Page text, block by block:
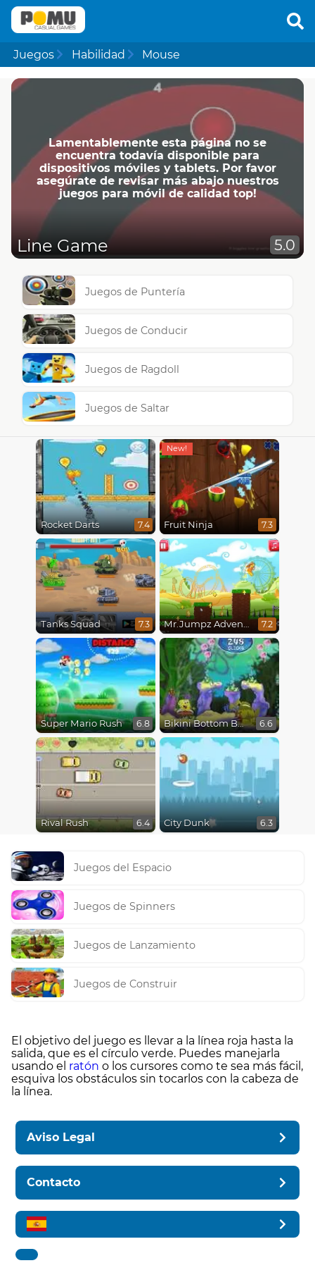
Juegos Habilidad Mouse
Lamentablemente esta página no se
encuentra todavía disponible para
dispositivos móviles y tablets. Por favor
asegúrate de revisar más abajo nuestros
juegos para móvil de calidad top!
Line Game 5.0
Juegos de Puntería
Juegos de Conducir
Juegos de Ragdoll
Juegos de Saltar
Rocket Darts 7.4 Fruit Ninja 7.3
Tanks Squad 7.3 Mr.Jumpz Adventureland 7.2
Super Mario Rush 6.8 Bikini Bottom Button Bash 6.6
Rival Rush 6.4 City Dunk 6.3
Juegos del Espacio
Juegos de Spinners
Juegos de Lanzamiento
Juegos de Construir
El objetivo del juego es llevar a la línea roja hasta la
salida, que es el círculo verde. Puedes manejarla
usando el ratón o los cursores como te sea más fácil,
esquiva los obstáculos sin tocarlos con la cabeza de
la línea.
Aviso Legal
Contacto